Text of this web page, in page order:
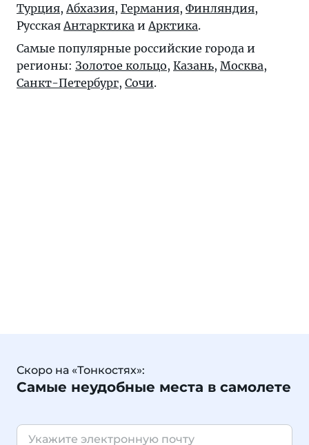
Турция, Абхазия, Германия, Финляндия,
Русская Антарктика и Арктика.
Самые популярные российские города и
регионы: Золотое кольцо, Казань, Москва,
Санкт-Петербург, Сочи.
Скоро на «Тонкостях»:
Самые неудобные места в самолете